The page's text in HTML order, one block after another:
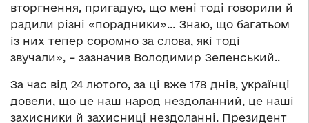
вторгнення, пригадую, що мені тоді говорили й
радили різні «порадники»… Знаю, що багатьом
із них тепер соромно за слова, які тоді
звучали», – зазначив Володимир Зеленський..
За час від 24 лютого, за ці вже 178 днів, українці
довели, що це наш народ нездоланний, це наші
захисники й захисниці нездоланні. Президент